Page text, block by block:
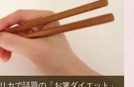
カで話題の「お箸ダイエット」